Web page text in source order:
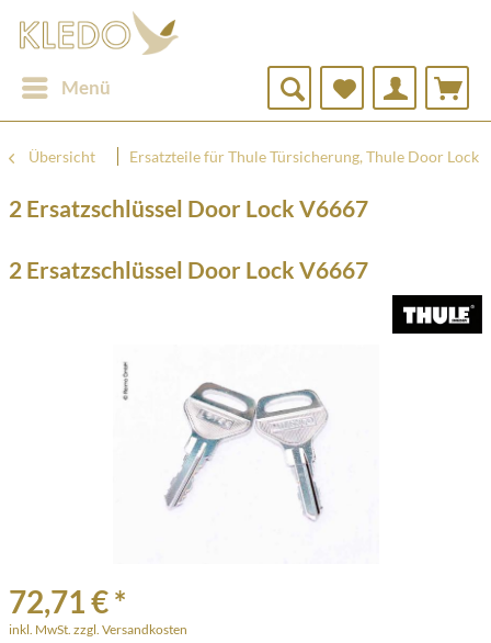
Menü
Übersicht Ersatzteile für Thule Türsicherung, Thule Door Lock
2 Ersatzschlüssel Door Lock V6667
2 Ersatzschlüssel Door Lock V6667
72,71 € *
inkl. MwSt. zzgl. Versandkosten